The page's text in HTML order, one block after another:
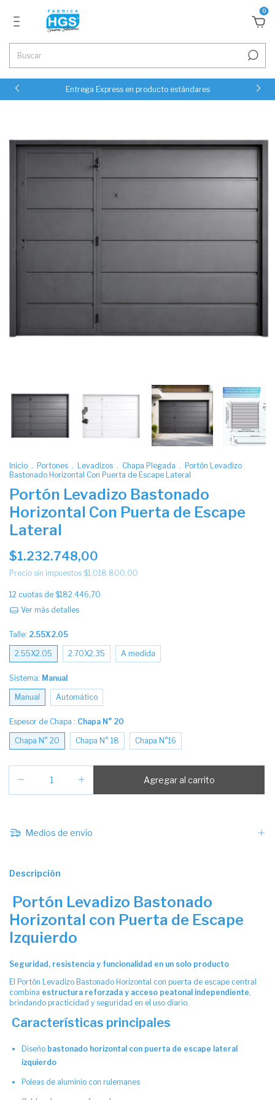
0
Entrega Express en producto estándares
Inicio . Portones . Levadizos . Chapa Plegada . Portón Levadizo
Bastonado Horizontal Con Puerta de Escape Lateral
Portón Levadizo Bastonado
Horizontal Con Puerta de Escape
Lateral
$1.232.748,00
Precio sin impuestos $1.018.800,00
12 cuotas de $182.446,70
Ver más detalles
Talle: 2.55X2.05
2.55X2.05 2.70X2.35 A medida
Sistema: Manual
Manual Automático
Espesor de Chapa : Chapa N° 20
Chapa N° 20 Chapa N° 18 Chapa N°16
Medios de envío
Descripción
Portón Levadizo Bastonado
Horizontal con Puerta de Escape
Izquierdo
Seguridad, resistencia y funcionalidad en un solo producto
El Portón Levadizo Bastonado Horizontal con puerta de escape central
combina estructura reforzada y acceso peatonal independiente,
brindando practicidad y seguridad en el uso diario.
Características principales
Diseño bastonado horizontal con puerta de escape lateral
izquierdo
Poleas de aluminio con rulemanes